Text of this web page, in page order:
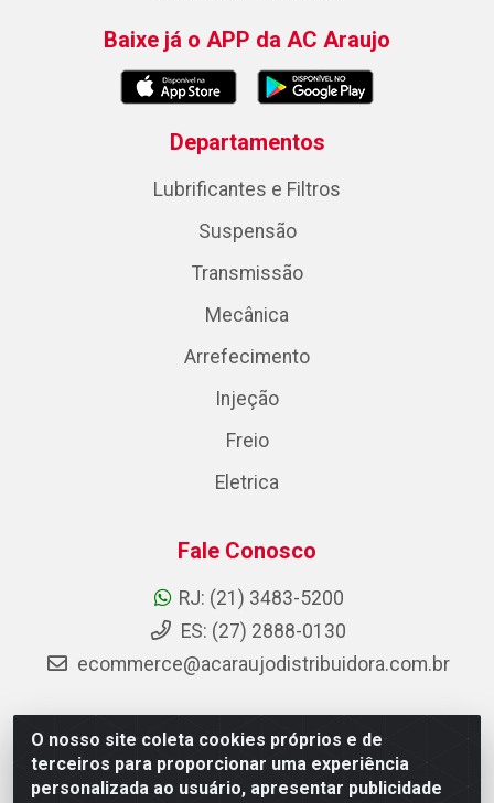
O nosso site coleta cookies próprios e de
terceiros para proporcionar uma experiência
personalizada ao usuário, apresentar publicidade
Baixe já o APP da AC Araujo
Departamentos
Lubrificantes e Filtros
Suspensão
Transmissão
Mecânica
Arrefecimento
Injeção
Freio
Eletrica
Fale Conosco
RJ: (21) 3483-5200
ES: (27) 2888-0130
ecommerce@acaraujodistribuidora.com.br
AC Araujo Distribuidora - Rua Carneiro de Campos, 42 -
São Cristóvão, Rio de Janeiro/RJ - CEP 20.920-410 -